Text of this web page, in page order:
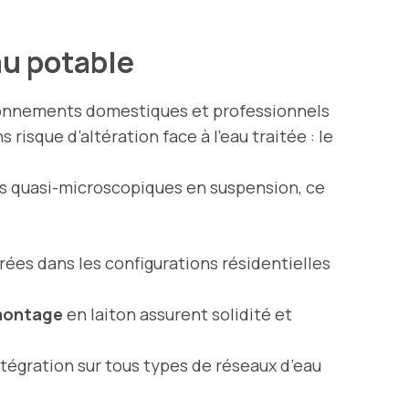
potable
domestiques et professionnels
d’altération face à l’eau traitée : le
microscopiques en suspension, ce
dans les configurations résidentielles
en laiton assurent solidité et
sur tous types de réseaux d’eau